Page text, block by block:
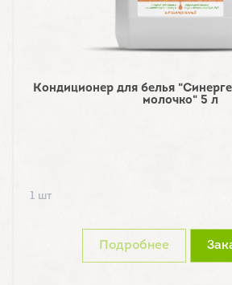
Кондиционер для белья
молочко" 5 л
1 шт
Подробнее